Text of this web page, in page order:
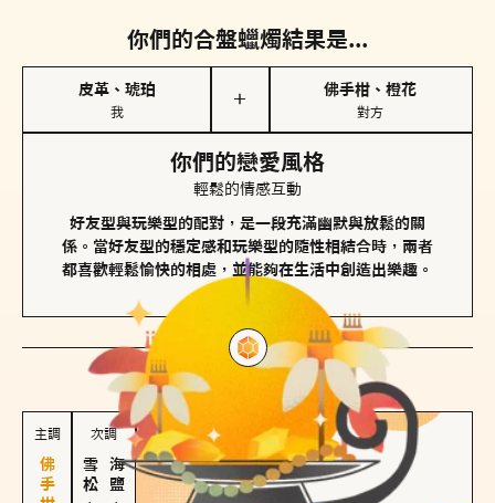
你們的合盤蠟燭結果是...
皮革、琥珀
我
＋
佛手柑、橙花
對方
你們的戀愛風格
輕鬆的情感互動
好友型與玩樂型的配對，是一段充滿幽默與放鬆的關
係。當好友型的穩定感和玩樂型的隨性相結合時，兩者
都喜歡輕鬆愉快的相處，並能夠在生活中創造出樂趣。
對方的主調蠟燭是...
主調 次調